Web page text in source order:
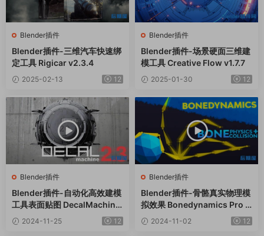
Blender插件
Blender插件-三维汽车快速绑
定工具 Rigicar v2.3.4
2025-02-13 12
Blender插件
Blender插件-场景硬面三维建
模工具 Creative Flow v1.7.7
2025-01-30 12
Blender插件
Blender插件-自动化高效建模
工具表面贴图 DecalMachine
V2.132024-11-25 12
Blender插件
Blender插件-骨骼真实物理模
拟效果 Bonedynamics Pro V
1.5.32024-11-02 12